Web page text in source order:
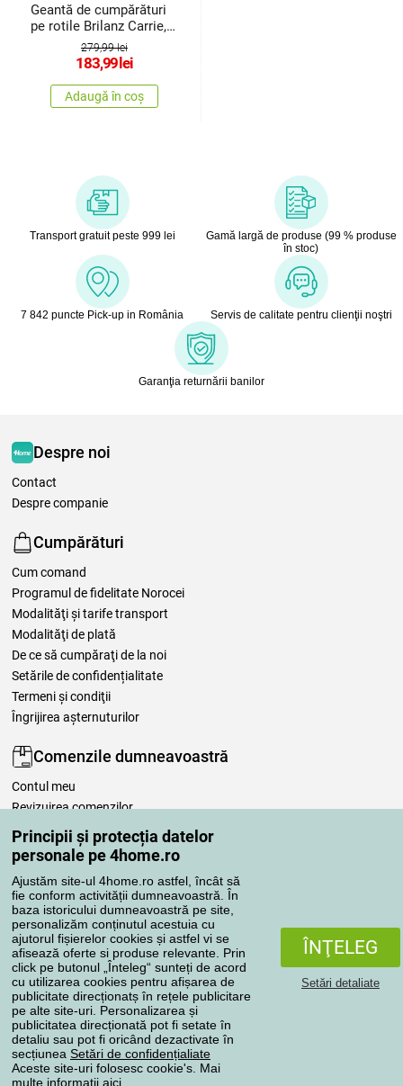
Principii și protecția datelor
personale pe 4home.ro
Ajustăm site-ul 4home.ro astfel, încât să
fie conform activității dumneavoastră. În
baza istoricului dumneavoastră pe site,
personalizăm conținutul acestuia cu
ajutorul fișierelor cookies și astfel vi se
afisează oferte si produse relevante. Prin
click pe butonul „Înteleg“ sunteți de acord
cu utilizarea cookies pentru afișarea de
publicitate direcționatș în rețele publicitare
pe alte site-uri. Personalizarea și
publicitatea direcționată pot fi setate în
detaliu sau pot fi oricând dezactivate în
secțiunea Setări de confidențialiate
Aceste site-uri folosesc cookie's. Mai
multe informaţii aici
ÎNŢELEG
Setări detaliate
Geantă de cumpărături
pe rotile Brilanz Carrie,
279,99 lei
183,99 lei
Adaugă în coș
Transport gratuit peste 999 lei
Gamă largă de produse (99 % produse
în stoc)
7 842 puncte Pick-up in România Servis de calitate pentru clienţii noştri
Garanţia returnării banilor
Despre noi
Contact
Despre companie
Cumpărături
Cum comand
Programul de fidelitate Norocei
Modalităţi şi tarife transport
Modalităţi de plată
De ce să cumpăraţi de la noi
Setările de confidențialitate
Termeni şi condiţii
Îngrijirea așternuturilor
Comenzile dumneavoastră
Contul meu
Revizuirea comenzilor
Reclamaţii
Retragere de la contract
Regulile de procesare a recenziilor
Metode de transport
Metode de plată
Magazin de încredere